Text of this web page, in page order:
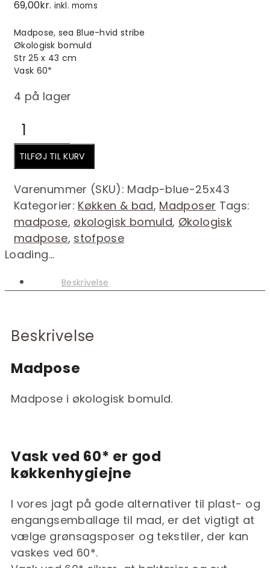
69,00kr. inkl. moms
Madpose, sea Blue-hvid stribe
Økologisk bomuld
Str 25 x 43 cm
Vask 60*
4 på lager
Madpose,
Sea
Blue-
hvid
stribe,
25
x
43
cm
TILFØJ TIL KURV
Varenummer (SKU): Madp-blue-25x43
Kategorier: Køkken & bad, Madposer Tags:
madpose, økologisk bomuld, Økologisk
madpose, stofpose
Loading...
Beskrivelse
Beskrivelse
Madpose
Madpose i økologisk bomuld.
Vask ved 60* er god
køkkenhygiejne
I vores jagt på gode alternativer til plast- og
engangsemballage til mad, er det vigtigt at
vælge grønsagsposer og tekstiler, der kan
vaskes ved 60*.